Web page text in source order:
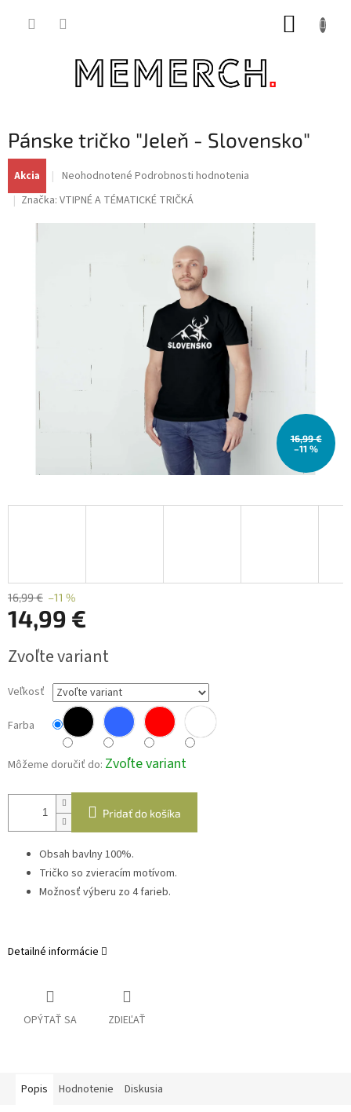
Pánske tričko "Jeleň - Slovensko"
Akcia
Priemerné
produktu
je
hviezdičiek.
Neohodnotené Podrobnosti hodnotenia
Značka: VTIPNÉ A TÉMATICKÉ TRIČKÁ
16,99 €
–11 %
16,99 € –11 %
14,99 €
cena:
Zvoľte variant
Veľkosť
Farba
Môžeme doručiť do: Zvoľte variant
Pridať do košíka
Obsah bavlny 100%.
Tričko so zvieracím motívom.
Možnosť výberu zo 4 farieb.
Detailné informácie
OPÝTAŤ SA ZDIEĽAŤ
Popis Hodnotenie Diskusia